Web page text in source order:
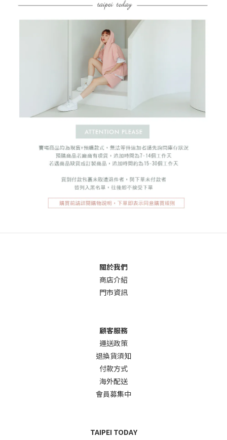
關於我們
商店介紹
門市資訊
顧客服務
運送政策
退換貨須知
付款方式
海外配送
會員募集中
TAIPEI TODAY